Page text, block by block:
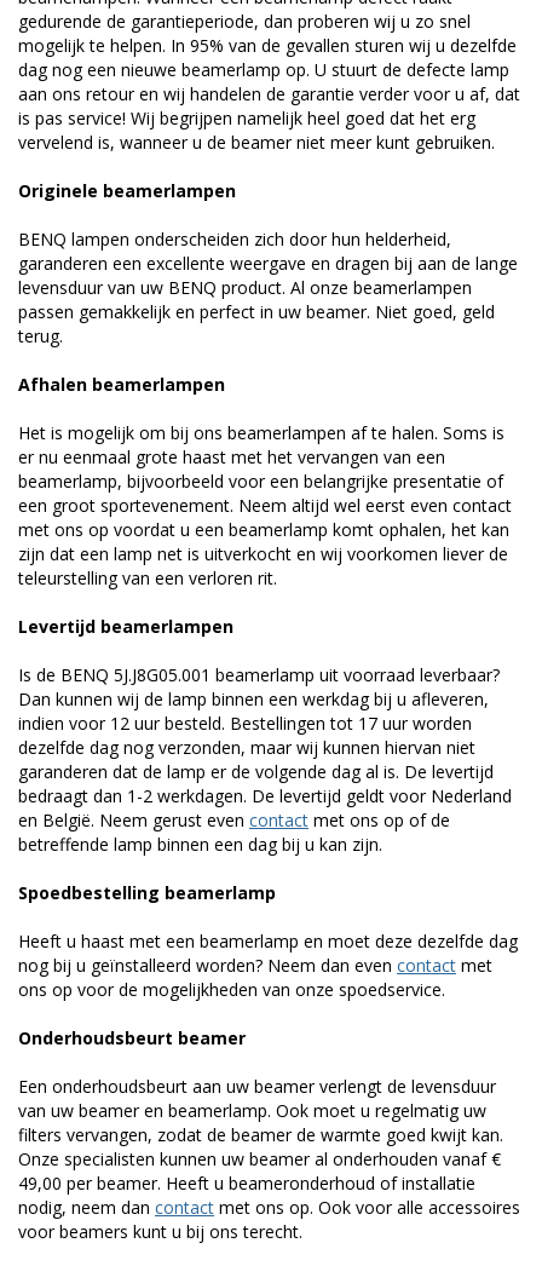
gedurende de garantieperiode, dan proberen wij u zo snel
mogelijk te helpen. In 95% van de gevallen sturen wij u dezelfde
dag nog een nieuwe beamerlamp op. U stuurt de defecte lamp
aan ons retour en wij handelen de garantie verder voor u af, dat
is pas service! Wij begrijpen namelijk heel goed dat het erg
vervelend is, wanneer u de beamer niet meer kunt gebruiken.
Originele beamerlampen
BENQ lampen onderscheiden zich door hun helderheid,
garanderen een excellente weergave en dragen bij aan de lange
levensduur van uw BENQ product. Al onze beamerlampen
passen gemakkelijk en perfect in uw beamer. Niet goed, geld
terug.
Afhalen beamerlampen
Het is mogelijk om bij ons beamerlampen af te halen. Soms is
er nu eenmaal grote haast met het vervangen van een
beamerlamp, bijvoorbeeld voor een belangrijke presentatie of
een groot sportevenement. Neem altijd wel eerst even contact
met ons op voordat u een beamerlamp komt ophalen, het kan
zijn dat een lamp net is uitverkocht en wij voorkomen liever de
teleurstelling van een verloren rit.
Levertijd beamerlampen
Is de BENQ 5J.J8G05.001 beamerlamp uit voorraad leverbaar?
Dan kunnen wij de lamp binnen een werkdag bij u afleveren,
indien voor 12 uur besteld. Bestellingen tot 17 uur worden
dezelfde dag nog verzonden, maar wij kunnen hiervan niet
garanderen dat de lamp er de volgende dag al is. De levertijd
bedraagt dan 1-2 werkdagen. De levertijd geldt voor Nederland
en België. Neem gerust even contact met ons op of de
betreffende lamp binnen een dag bij u kan zijn.
Spoedbestelling beamerlamp
Heeft u haast met een beamerlamp en moet deze dezelfde dag
nog bij u geïnstalleerd worden? Neem dan even contact met
ons op voor de mogelijkheden van onze spoedservice.
Onderhoudsbeurt beamer
Een onderhoudsbeurt aan uw beamer verlengt de levensduur
van uw beamer en beamerlamp. Ook moet u regelmatig uw
filters vervangen, zodat de beamer de warmte goed kwijt kan.
Onze specialisten kunnen uw beamer al onderhouden vanaf €
49,00 per beamer. Heeft u beameronderhoud of installatie
nodig, neem dan contact met ons op. Ook voor alle accessoires
voor beamers kunt u bij ons terecht.